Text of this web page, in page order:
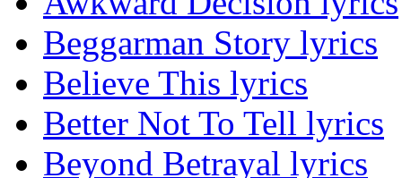
Beggarman Story lyrics
Believe This lyrics
Better Not To Tell lyrics
Beyond Betrayal lyrics